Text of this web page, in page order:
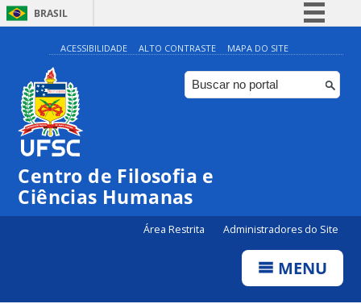
BRASIL
Simplifique!
Comunica BR
Participe
ACESSIBILIDADE ALTO CONTRASTE MAPA DO SITE
Centro de Filosofia e
Ciências Humanas
Área Restrita Administradores do Site
MENU